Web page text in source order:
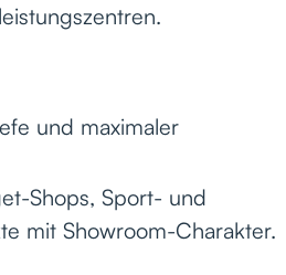
und maximaler
Shops, Sport- und
mit Showroom-Charakter.